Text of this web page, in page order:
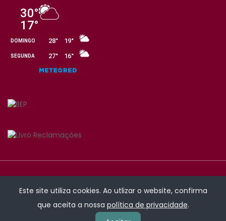
Este site utiliza cookies. Ao utlizar o website, confirma
que aceita a nossa política de privacidade.